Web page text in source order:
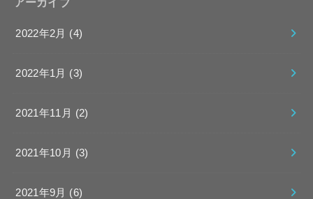
2022年2月 (4)
2022年1月 (3)
2021年11月 (2)
2021年10月 (3)
2021年9月 (6)